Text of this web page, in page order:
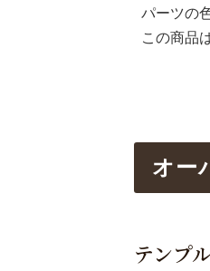
パーツの
この商品
オー
テンプ